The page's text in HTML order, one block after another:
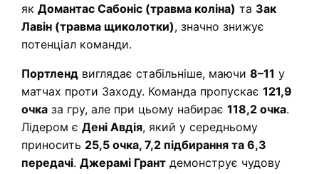
як Домантас Сабоніс (травма коліна) та Зак
Лавін (травма щиколотки), значно знижує
потенціал команди.
Портленд виглядає стабільніше, маючи 8–11 у
матчах проти Заходу. Команда пропускає 121,9
очка за гру, але при цьому набирає 118,2 очка.
Лідером є Дені Авдія, який у середньому
приносить 25,5 очка, 7,2 підбирання та 6,3
передачі. Джерамі Грант демонструє чудову